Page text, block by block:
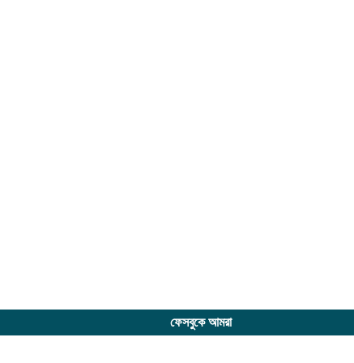
ফেসবুকে আমরা